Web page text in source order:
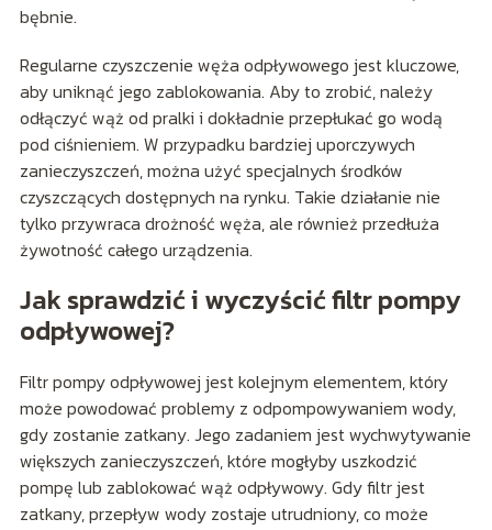
bębnie.
Regularne czyszczenie węża odpływowego jest kluczowe,
aby uniknąć jego zablokowania. Aby to zrobić, należy
odłączyć wąż od pralki i dokładnie przepłukać go wodą
pod ciśnieniem. W przypadku bardziej uporczywych
zanieczyszczeń, można użyć specjalnych środków
czyszczących dostępnych na rynku. Takie działanie nie
tylko przywraca drożność węża, ale również przedłuża
żywotność całego urządzenia.
Jak sprawdzić i wyczyścić filtr pompy
odpływowej?
Filtr pompy odpływowej jest kolejnym elementem, który
może powodować problemy z odpompowywaniem wody,
gdy zostanie zatkany. Jego zadaniem jest wychwytywanie
większych zanieczyszczeń, które mogłyby uszkodzić
pompę lub zablokować wąż odpływowy. Gdy filtr jest
zatkany, przepływ wody zostaje utrudniony, co może